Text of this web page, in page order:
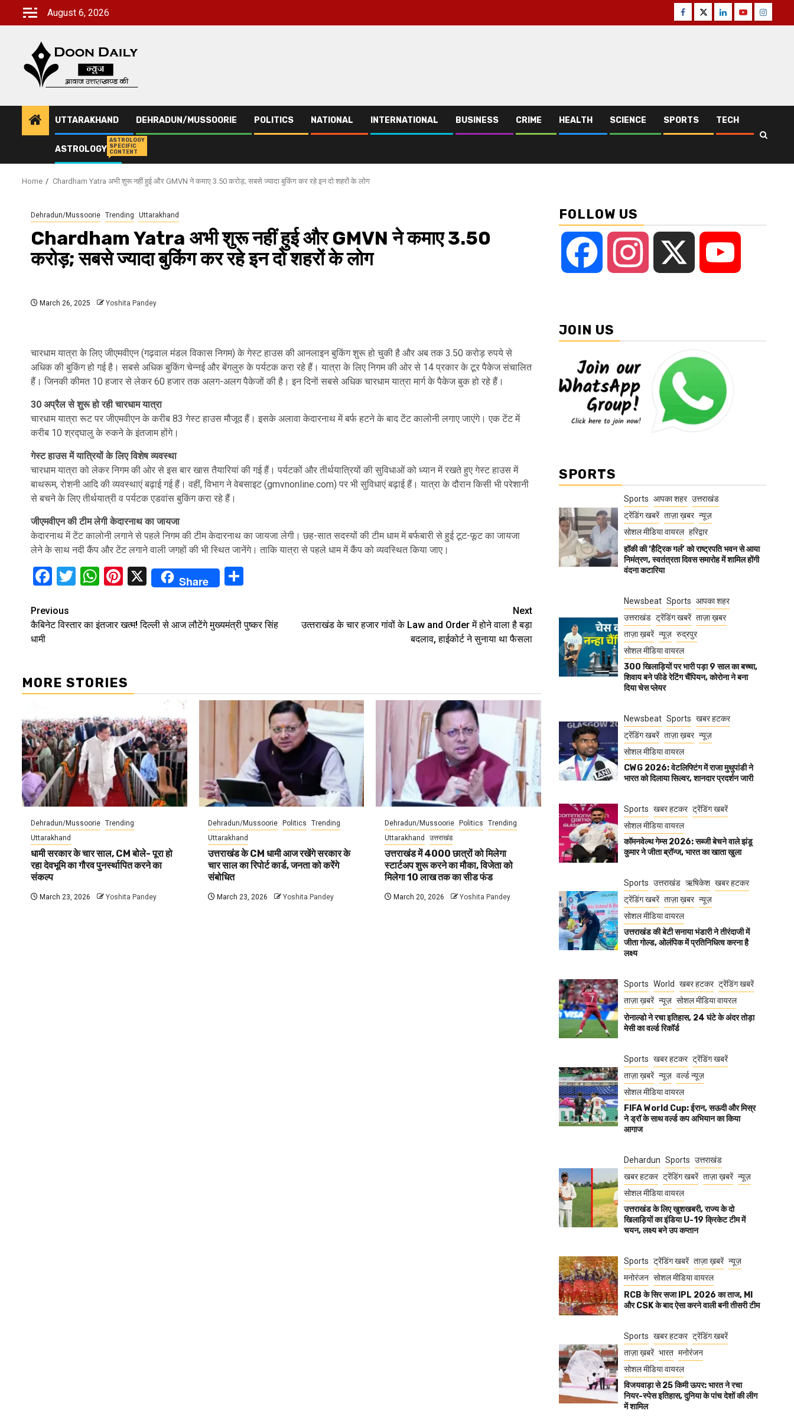
August 6, 2026 Facebook
TwitterLinkedinYoutube
UTTARAKHAND DEHRADUN/MUSSOORIE POLITICS NATIONAL INTERNATIONAL BUSINESS CRIME HEALTH SCIENCE SPORTS TECH
ASTROLOGY
ASTROLOGY
SPECIFIC
CONTENT
Home Chardham Yatra अभी शुरू नहीं हुई और GMVN ने कमाए 3.50 करोड़; सबसे ज्‍यादा बुकिंग कर रहे इन दो शहरों के लोग
Dehradun/Mussoorie Trending Uttarakhand
Chardham Yatra अभी शुरू नहीं हुई और GMVN ने कमाए 3.50
करोड़; सबसे ज्‍यादा बुकिंग कर रहे इन दो शहरों के लोग
March 26, 2025 Yoshita Pandey
चारधाम यात्रा के लिए जीएमवीएन (गढ़वाल मंडल विकास निगम) के गेस्ट हाउस की आनलाइन बुकिंग शुरू हो चुकी है और अब तक 3.50 करोड़ रुपये से
अधिक की बुकिंग हो गई है। सबसे अधिक बुकिंग चेन्नई और बेंगलुरु के पर्यटक करा रहे हैं। यात्रा के लिए निगम की ओर से 14 प्रकार के टूर पैकेज संचालित
हैं। जिनकी कीमत 10 हजार से लेकर 60 हजार तक अलग-अलग पैकेजों की है। इन दिनाें सबसे अधिक चारधाम यात्रा मार्ग के पैकेज बुक हो रहे हैं।
30 अप्रैल से शुरू हो रही चारधाम यात्रा
चारधाम यात्रा रूट पर जीएमवीएन के करीब 83 गेस्ट हाउस मौजूद हैं। इसके अलावा केदारनाथ में बर्फ हटने के बाद टेंट कालोनी लगाए जाएंगे। एक टेंट में
करीब 10 श्रद्घालु के रुकने के इंतजाम होंगे।
गेस्ट हाउस में यात्रियों के लिए विशेष व्यवस्था
चारधाम यात्रा को लेकर निगम की ओर से इस बार खास तैयारियां की गई हैं। पर्यटकों और तीर्थयात्रियों की सुविधाओं को ध्यान में रखते हुए गेस्ट हाउस में
बाथरूम, रोशनी आदि की व्यवस्थाएं बढ़ाई गई हैं। वहीं, विभाग ने वेबसाइट (gmvnonline.com) पर भी सुविधाएं बढ़ाई हैं। यात्रा के दौरान किसी भी परेशानी
से बचने के लिए तीर्थयात्री व पर्यटक एडवांस बुकिंग करा रहे हैं।
जीएमवीएन की टीम लेगी केदारनाथ का जायजा
केदारनाथ में टेंट कालोनी लगाने से पहले निगम की टीम केदारनाथ का जायजा लेगी। छह-सात सदस्यों की टीम धाम में बर्फबारी से हुई टूट-फूट का जायजा
लेने के साथ नदी कैंप और टेंट लगाने वाली जगहों की भी स्थित जानेंगे। ताकि यात्रा से पहले धाम में कैंप को व्यवस्थित किया जाए।
Facebook
Twitter
WhatsApp
Pinterest
X Share
Continue
Reading
Previous
कैबिनेट विस्तार का इंतजार खत्म! दिल्‍ली से आज लौटेंगे मुख्यमंत्री पुष्कर सिंह
धामी
Next
उत्‍तराखंड के चार हजार गांवों के Law and Order में होने वाला है बड़ा
बदलाव, हाईकोर्ट ने सुनाया था फैसला
MORE STORIES
Dehradun/Mussoorie Trending
Uttarakhand
धामी सरकार के चार साल, CM बोले- पूरा हो
रहा देवभूमि का गौरव पुनर्स्थापित करने का
संकल्प
March 23, 2026 Yoshita Pandey
Dehradun/Mussoorie Politics
Trending
Uttarakhand
उत्तराखंड के CM धामी आज रखेंगे सरकार के
चार साल का रिपोर्ट कार्ड, जनता को करेंगे
संबोधित
March 23, 2026 Yoshita Pandey
Dehradun/Mussoorie Politics
Trending
Uttarakhand
उत्तराखंड
उत्तराखंड में 4000 छात्रों को मिलेगा
स्टार्टअप शुरू करने का मौका, विजेता को
मिलेगा 10 लाख तक का सीड फंड
March 20, 2026 Yoshita Pandey
FOLLOW US
Facebook Instagram
JOIN US
SPORTS
Sports आपका शहर उत्तराखंड
ट्रेंडिंग खबरें ताज़ा ख़बर न्यूज़
सोशल मीडिया वायरल हरिद्वार
हॉकी की ‘हैट्रिक गर्ल’ को राष्ट्रपति भवन से आया
निमंत्रण, स्वतंत्रता दिवस समारोह में शामिल होंगी
वंदना कटारिया
Newsbeat Sports आपका शहर
उत्तराखंड ट्रेंडिंग खबरें ताज़ा ख़बर
ताज़ा ख़बरें न्यूज़ रुद्रपुर
सोशल मीडिया वायरल
300 खिलाड़ियों पर भारी पड़ा 9 साल का बच्चा,
शिवाय बने फीडे रेटिंग चैंपियन, कोरोना ने बना
दिया चेस प्लेयर
Newsbeat Sports खबर हटकर
ट्रेंडिंग खबरें ताज़ा ख़बर न्यूज़
सोशल मीडिया वायरल
CWG 2026: वेटलिफ्टिंग में राजा मुथुपांडी ने
भारत को दिलाया सिल्वर, शानदार प्रदर्शन जारी
Sports खबर हटकर ट्रेंडिंग खबरें
सोशल मीडिया वायरल
कॉमनवेल्थ गेम्स 2026: सब्जी बेचने वाले झंडू
कुमार ने जीता ब्रॉन्ज, भारत का खाता खुला
Sports उत्तराखंड ऋषिकेश खबर हटकर
ट्रेंडिंग खबरें ताज़ा ख़बर न्यूज़
सोशल मीडिया वायरल
उत्तराखंड की बेटी सनाया भंडारी ने तीरंदाजी में
जीता गोल्ड, ओलंपिक में प्रतिनिधित्व करना है
लक्ष्य
Sports World खबर हटकर ट्रेंडिंग खबरें
ताज़ा ख़बरें न्यूज़ सोशल मीडिया वायरल
रोनाल्डो ने रचा इतिहास, 24 घंटे के अंदर तोड़ा
मेसी का वर्ल्ड रिकॉर्ड
Sports खबर हटकर ट्रेंडिंग खबरें
ताज़ा ख़बरें न्यूज़ वर्ल्ड न्यूज़
सोशल मीडिया वायरल
FIFA World Cup: ईरान, सऊदी और मिस्र
ने ड्रॉ के साथ वर्ल्ड कप अभियान का किया
आगाज
Dehardun Sports उत्तराखंड
खबर हटकर ट्रेंडिंग खबरें ताज़ा ख़बरें न्यूज़
सोशल मीडिया वायरल
उत्तराखंड के लिए खुशखबरी, राज्य के दो
खिलाड़ियों का इंडिया U-19 क्रिकेट टीम में
चयन, लक्ष्य बने उप कप्तान
Sports ट्रेंडिंग खबरें ताज़ा ख़बरें न्यूज़
मनोरंजन सोशल मीडिया वायरल
RCB के सिर सजा IPL 2026 का ताज, MI
और CSK के बाद ऐसा करने वाली बनी तीसरी टीम
Sports खबर हटकर ट्रेंडिंग खबरें
ताज़ा ख़बरें भारत मनोरंजन
सोशल मीडिया वायरल
विजयवाड़ा से 25 किमी ऊपर: भारत ने रचा
नियर-स्पेस इतिहास, दुनिया के पांच देशों की लीग
में शामिल